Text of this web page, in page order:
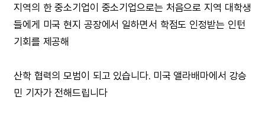
지역의 한 중소기업이 중소기업으로는 처음으로 지역 대학생
들에게 미국 현지 공장에서 일하면서 학점도 인정받는 인턴
기회를 제공해
산학 협력의 모범이 되고 있습니다. 미국 앨라배마에서 강승
민 기자가 전해드립니다